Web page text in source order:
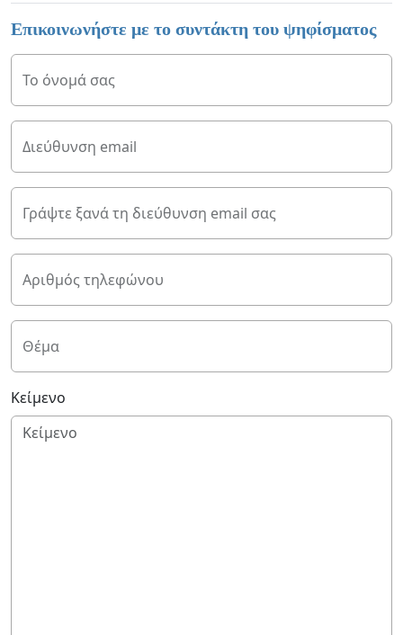
Επικοινωνήστε με το συντάκτη του ψηφίσματος
Το όνομά σας
Διεύθυνση email
Γράψτε ξανά τη διεύθυνση email σας
Αριθμός τηλεφώνου
Θέμα
Κείμενο